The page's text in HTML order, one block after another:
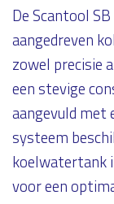
De Scantool
aangedreven
zowel precisie
een stevige
aangevuld met
systeem
koelwatertank
voor een